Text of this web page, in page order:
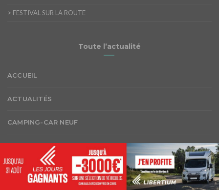
> FESTIVAL SUR LA ROUTE
Toute l’actualité
ACCUEIL
ACTUALITÉS
CAMPING-CAR NEUF
ESSAI
PRIX DU NEUF